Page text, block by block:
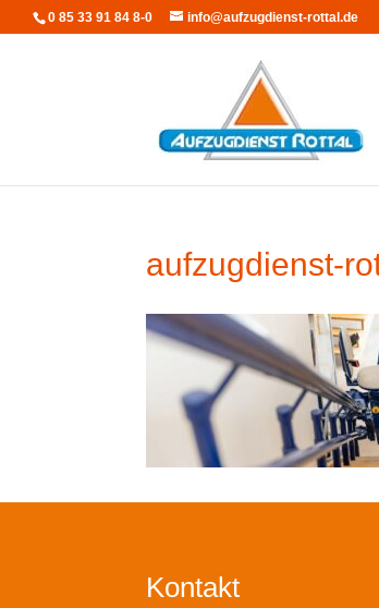
0 85 33 91 84 8-0 info@aufzugdienst-rottal.de
aufzugdienst-
Kontakt